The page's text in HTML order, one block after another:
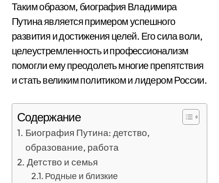
Таким образом, биография Владимира
Путина является примером успешного
развития и достижения целей. Его сила воли,
целеустремленность и профессионализм
помогли ему преодолеть многие препятствия
и стать великим политиком и лидером России.
Содержание
Биография Путина: детство,
образование, работа
Детство и семья
Родные и близкие